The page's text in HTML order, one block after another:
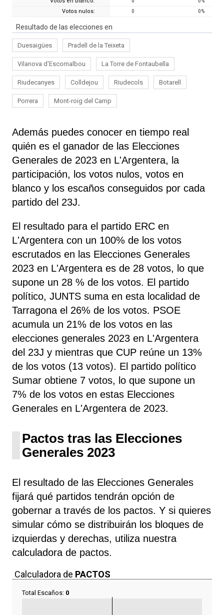
Votos nulos: 0 0%
Resultado de las elecciones en
Duesaigües Pradell de la Teixeta
Vilanova d'Escornalbou La Torre de Fontaubella
Riudecanyes Colldejou Riudecols Botarell
Porrera Mont-roig del Camp
Además puedes conocer en tiempo real
quién es el ganador de las Elecciones
Generales de 2023 en L'Argentera, la
participación, los votos nulos, votos en
blanco y los escaños conseguidos por cada
partido del 23J.
El resultado para el partido ERC en
L'Argentera con un 100% de los votos
escrutados en las Elecciones Generales
2023 en L'Argentera es de 28 votos, lo que
supone un 28 % de los votos. El partido
político, JUNTS suma en esta localidad de
Tarragona el 26% de los votos. PSOE
acumula un 21% de los votos en las
elecciones generales 2023 en L'Argentera
del 23J y mientras que CUP reúne un 13%
de los votos (13 votos). El partido político
Sumar obtiene 7 votos, lo que supone un
7% de los votos en estas Elecciones
Generales en L'Argentera de 2023.
Pactos tras las Elecciones
Generales 2023
El resultado de las Elecciones Generales
fijará qué partidos tendrán opción de
gobernar a través de los pactos. Y si quieres
simular cómo se distribuirán los bloques de
izquierdas y derechas, utiliza nuestra
calculadora de pactos.
Calculadora de PACTOS
Total Escaños: 0